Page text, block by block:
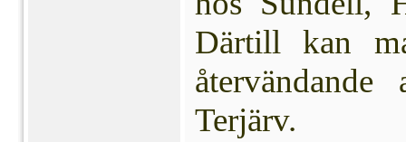
Därtill kan
Terjärv.